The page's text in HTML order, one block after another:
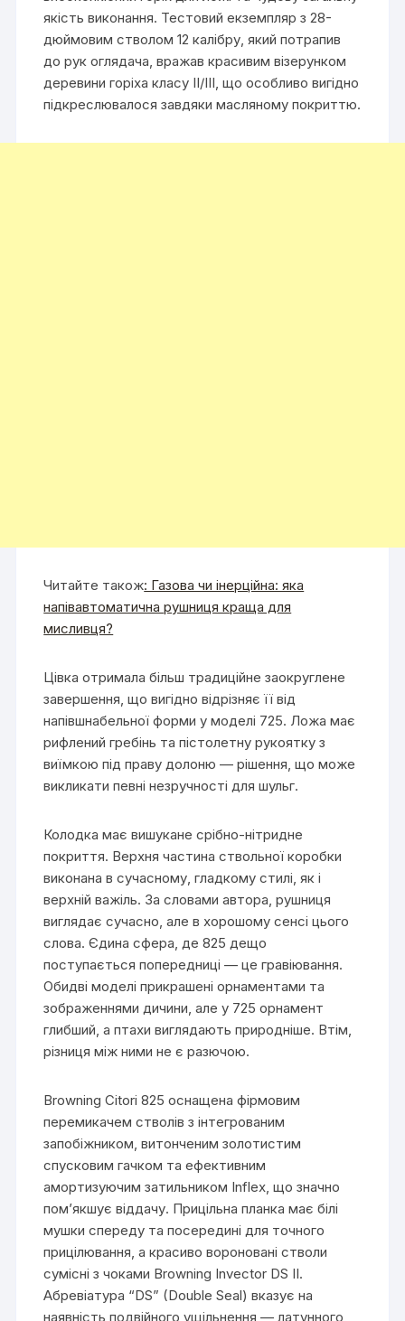
якість виконання. Тестовий екземпляр з 28-
дюймовим стволом 12 калібру, який потрапив
до рук оглядача, вражав красивим візерунком
деревини горіха класу II/III, що особливо вигідно
підкреслювалося завдяки масляному покриттю.
Читайте також: Газова чи інерційна: яка
напівавтоматична рушниця краща для
мисливця?
Цівка отримала більш традиційне заокруглене
завершення, що вигідно відрізняє її від
напівшнабельної форми у моделі 725. Ложа має
рифлений гребінь та пістолетну рукоятку з
виїмкою під праву долоню — рішення, що може
викликати певні незручності для шульг.
Колодка має вишукане срібно-нітридне
покриття. Верхня частина ствольної коробки
виконана в сучасному, гладкому стилі, як і
верхній важіль. За словами автора, рушниця
виглядає сучасно, але в хорошому сенсі цього
слова. Єдина сфера, де 825 дещо
поступається попередниці — це гравіювання.
Обидві моделі прикрашені орнаментами та
зображеннями дичини, але у 725 орнамент
глибший, а птахи виглядають природніше. Втім,
різниця між ними не є разючою.
Browning Citori 825 оснащена фірмовим
перемикачем стволів з інтегрованим
запобіжником, витонченим золотистим
спусковим гачком та ефективним
амортизуючим затильником Inflex, що значно
пом’якшує віддачу. Прицільна планка має білі
мушки спереду та посередині для точного
прицілювання, а красиво вороновані стволи
сумісні з чоками Browning Invector DS II.
Абревіатура “DS” (Double Seal) вказує на
наявність подвійного ущільнення — латунного